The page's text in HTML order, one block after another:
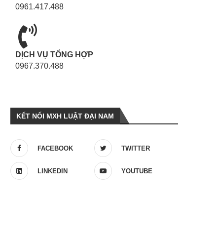
0961.417.488
DỊCH VỤ TỔNG HỢP
0967.370.488
KẾT NỐI MXH LUẬT ĐẠI NAM
FACEBOOK TWITTER
LINKEDIN YOUTUBE